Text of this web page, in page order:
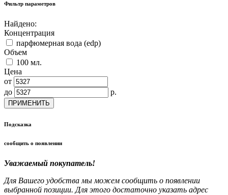
Фильтр параметров
Найдено:
Концентрация
парфюмерная вода (edp)
Объем
100 мл.
Цена
от
до
р.
ПРИМЕНИТЬ
Подсказка
сообщить о появлении
Уважаемый покупатель!
Для Вашего удобства мы можем сообщить о появлении
выбранной позиции. Для этого достаточно указать адрес